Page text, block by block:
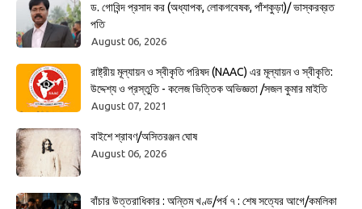
ড. গোবিন্দ প্রসাদ কর (অধ্যাপক, লোকগবেষক, পাঁশকুড়া)/ ভাস্করব্রত
পতি
August 06, 2026
রাষ্ট্রীয় মূল্যায়ন ও স্বীকৃতি পরিষদ (NAAC) এর মূল্যায়ন ও স্বীকৃতি:
উদ্দেশ্য ও প্রস্তুতি - কলেজ ভিত্তিক অভিজ্ঞতা /সজল কুমার মাইতি
August 07, 2021
বাইশে শ্রাবণ/অসিতরঞ্জন ঘোষ
August 06, 2026
বাঁচার উত্তরাধিকার : অন্তিম খণ্ড/পর্ব ৭ : শেষ সত্যের আগে/কমলিকা